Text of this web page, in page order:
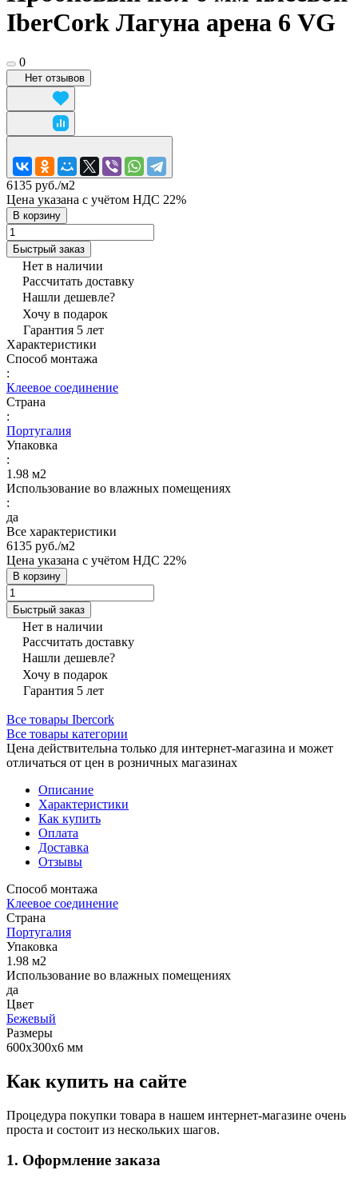
IberCork Лагуна арена 6 VG
0
Нет отзывов
6135 руб./м2
Цена указана с учётом НДС 22%
В корзину
Быстрый заказ
Нет в наличии
Рассчитать доставку
Нашли дешевле?
Хочу в подарок
Гарантия 5 лет
Характеристики
Способ монтажа
:
Клеевое соединение
Страна
:
Португалия
Упаковка
:
1.98 м2
Использование во влажных помещениях
:
да
Все характеристики
6135 руб./м2
Цена указана с учётом НДС 22%
В корзину
Быстрый заказ
Нет в наличии
Рассчитать доставку
Нашли дешевле?
Хочу в подарок
Гарантия 5 лет
Все товары Ibercork
Все товары категории
Цена действительна только для интернет-магазина и может
отличаться от цен в розничных магазинах
Описание
Характеристики
Как купить
Оплата
Доставка
Отзывы
Способ монтажа
Клеевое соединение
Страна
Португалия
Упаковка
1.98 м2
Использование во влажных помещениях
да
Цвет
Бежевый
Размеры
600х300х6 мм
Как купить на сайте
Процедура покупки товара в нашем интернет-магазине очень
проста и состоит из нескольких шагов.
1. Оформление заказа